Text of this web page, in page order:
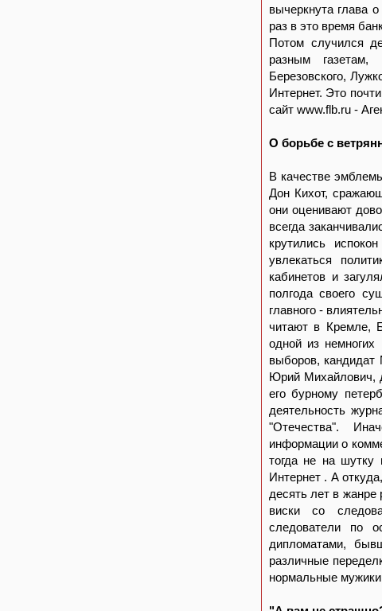
вычеркнута глава
раз в это время
Потом случился
разным газетам,
Березовского,
Интернет. Это
сайт www.flb.ru -
О борьбе с
В качестве
Дон Кихот,
они оценивают
всегда
крутились
увлекаться
кабинетов и
полгода своего
главного -
читают в Кремле,
одной из
выборов, кандидат
Юрий Михайлович,
его бурному
деятельность
"Отечества".
информации о
тогда не на шутку
Интернет . А
десять лет в жанре
виски со
следователи по
дипломатами,
различные
нормальные